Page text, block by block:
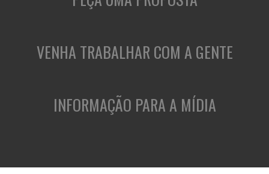
VENHA TRABALHAR COM A GENTE
INFORMAÇÃO PARA A MÍDIA